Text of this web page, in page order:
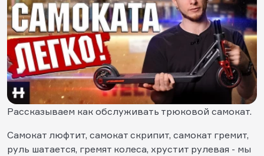
Рассказываем как обслуживать трюковой самокат.
Самокат люфтит, самокат скрипит, самокат гремит,
руль шатается, гремят колеса, хрустит рулевая - мы